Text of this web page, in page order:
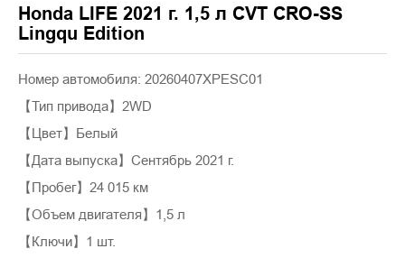
Honda LIFE 2021 г. 1,5 л CVT CRO-SS
Lingqu Edition
Номер автомобиля: 20260407XPESC01
【Тип привода】2WD
【Цвет】Белый
【Дата выпуска】Сентябрь 2021 г.
【Пробег】24 015 км
【Объем двигателя】1,5 л
【Ключи】1 шт.